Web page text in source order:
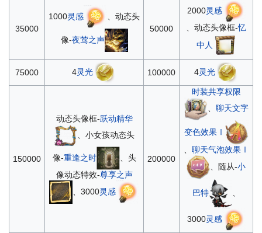
35000
1000灵感 、动态头
像-夜莺之声
50000
2000灵感
、动态头像框-忆
中人
75000 4灵光 100000 4灵光
150000
动态头像框-跃动精华
、小女孩动态头
像-重逢之时
、头
像动态特效-尊享之声
、3000灵感
200000
时装共享权限
聊天文字
变色效果Ⅰ
聊天气泡效果Ⅰ
、随从-小
巴特
3000灵感